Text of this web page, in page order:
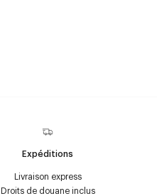
Expéditions
Livraison express
Droits de douane inclus